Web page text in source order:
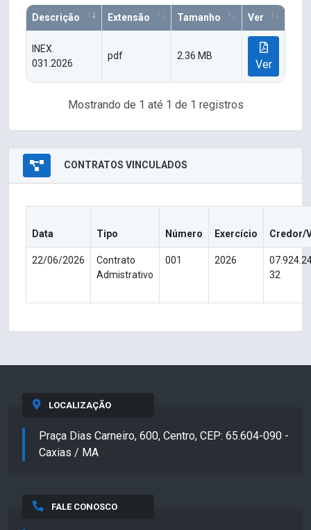
Descrição Extensão Tamanho Ver
INEX.
031.2026
pdf 2.36 MB
Ver
Mostrando de 1 até 1 de 1 registros
CONTRATOS VINCULADOS
Data Tipo Número Exercício Credor/
22/06/2026
Contrato
Admistrativo
001 2026
32
LOCALIZAÇÃO
Praça Dias Carneiro, 600, Centro, CEP: 65.604-090 -
Caxias / MA
FALE CONOSCO